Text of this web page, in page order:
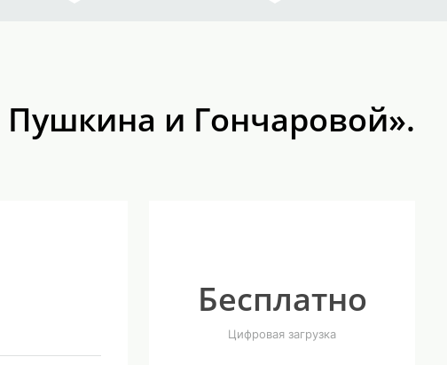
и Гончаровой».
Бесплатно
Цифровая загрузка